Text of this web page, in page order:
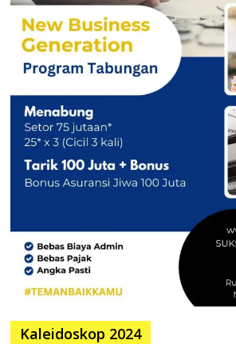
Kaleidoskop 2024